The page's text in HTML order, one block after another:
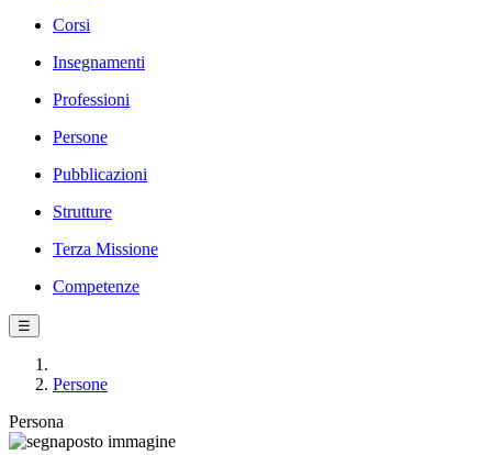
Corsi
Insegnamenti
Professioni
Persone
Pubblicazioni
Strutture
Terza Missione
Competenze
☰
Persone
Persona